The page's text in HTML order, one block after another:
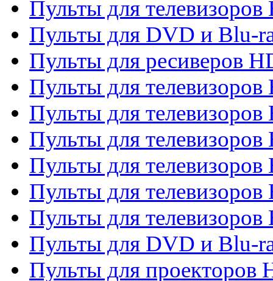
Пульты для телевизоров
Пульты для DVD и Blu-
Пульты для ресиверов
Пульты для
Пульты для телевизоров
Пульты для телевизоров
Пульты для телевизоров
Пульты для телевизоров
Пульты для телевизоров
Пульты для DVD и Blu-
Пульты для проекторов